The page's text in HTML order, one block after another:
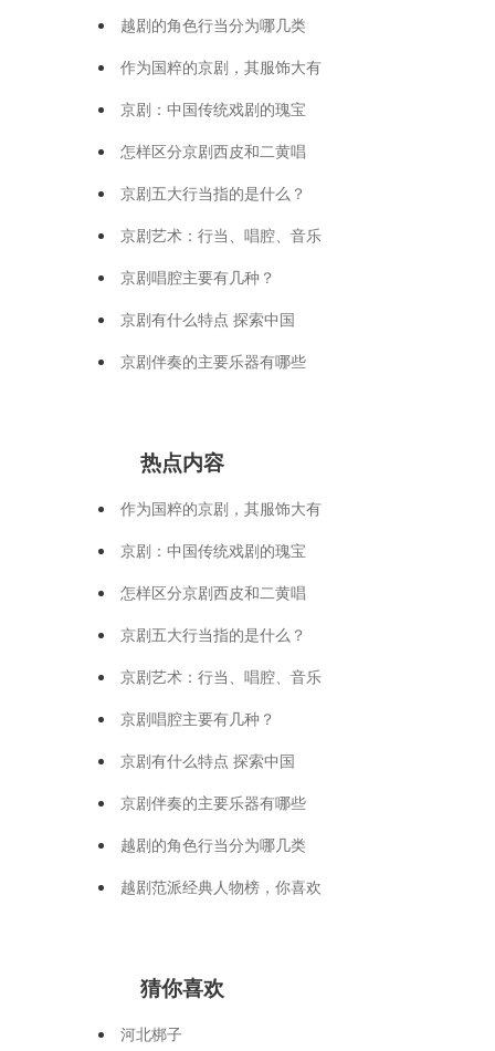
越剧的角色行当分为哪几类
作为国粹的京剧，其服饰大有
京剧：中国传统戏剧的瑰宝
怎样区分京剧西皮和二黄唱
京剧五大行当指的是什么？
京剧艺术：行当、唱腔、音乐
京剧唱腔主要有几种？
京剧有什么特点 探索中国
京剧伴奏的主要乐器有哪些
热点内容
作为国粹的京剧，其服饰大有
京剧：中国传统戏剧的瑰宝
怎样区分京剧西皮和二黄唱
京剧五大行当指的是什么？
京剧艺术：行当、唱腔、音乐
京剧唱腔主要有几种？
京剧有什么特点 探索中国
京剧伴奏的主要乐器有哪些
越剧的角色行当分为哪几类
越剧范派经典人物榜，你喜欢
猜你喜欢
河北梆子